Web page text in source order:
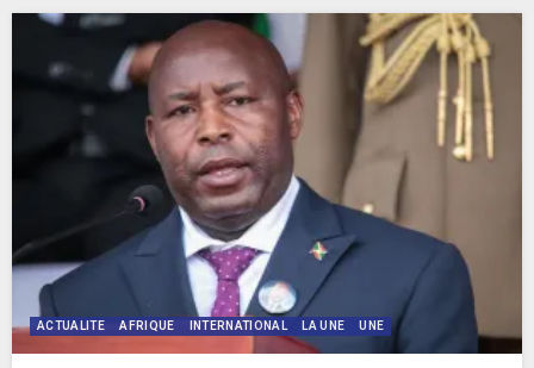
ACTUALITE AFRIQUE INTERNATIONAL LA UNE UNE